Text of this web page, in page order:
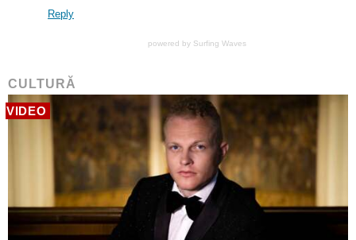
Reply
powered by Surfing Waves
CULTURĂ
VIDEO